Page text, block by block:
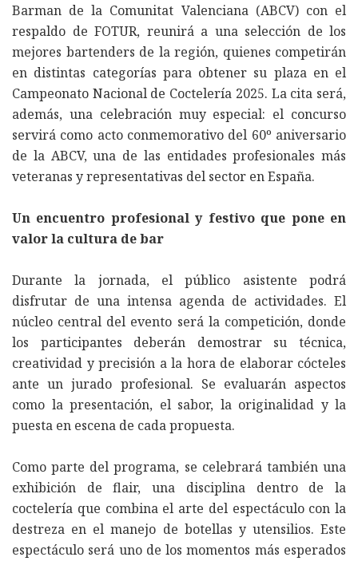
Barman de la Comunitat Valenciana (ABCV) con el
respaldo de FOTUR, reunirá a una selección de los
mejores bartenders de la región, quienes competirán
en distintas categorías para obtener su plaza en el
Campeonato Nacional de Coctelería 2025. La cita será,
además, una celebración muy especial: el concurso
servirá como acto conmemorativo del 60º aniversario
de la ABCV, una de las entidades profesionales más
veteranas y representativas del sector en España.
Un encuentro profesional y festivo que pone en
valor la cultura de bar
Durante la jornada, el público asistente podrá
disfrutar de una intensa agenda de actividades. El
núcleo central del evento será la competición, donde
los participantes deberán demostrar su técnica,
creatividad y precisión a la hora de elaborar cócteles
ante un jurado profesional. Se evaluarán aspectos
como la presentación, el sabor, la originalidad y la
puesta en escena de cada propuesta.
Como parte del programa, se celebrará también una
exhibición de flair, una disciplina dentro de la
coctelería que combina el arte del espectáculo con la
destreza en el manejo de botellas y utensilios. Este
espectáculo será uno de los momentos más esperados